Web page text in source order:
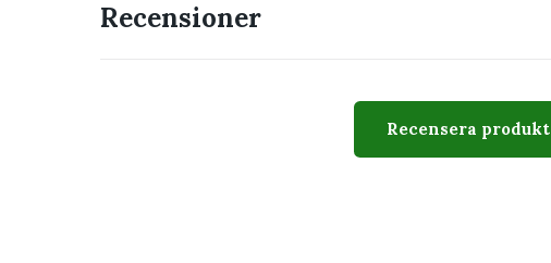
Dig som gillar skulpturala och ovanliga blad
Samlare av variegerade växter
Recensioner
Recensera produkt